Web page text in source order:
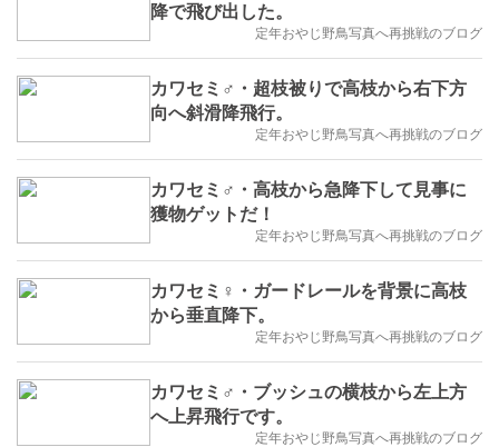
降で飛び出した。
定年おやじ野鳥写真へ再挑戦のブログ
カワセミ♂・超枝被りで高枝から右下方
向へ斜滑降飛行。
定年おやじ野鳥写真へ再挑戦のブログ
カワセミ♂・高枝から急降下して見事に
獲物ゲットだ！
定年おやじ野鳥写真へ再挑戦のブログ
カワセミ♀・ガードレールを背景に高枝
から垂直降下。
定年おやじ野鳥写真へ再挑戦のブログ
カワセミ♂・ブッシュの横枝から左上方
へ上昇飛行です。
定年おやじ野鳥写真へ再挑戦のブログ